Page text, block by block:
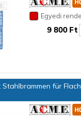
Egyedi
9 800 Ft
für